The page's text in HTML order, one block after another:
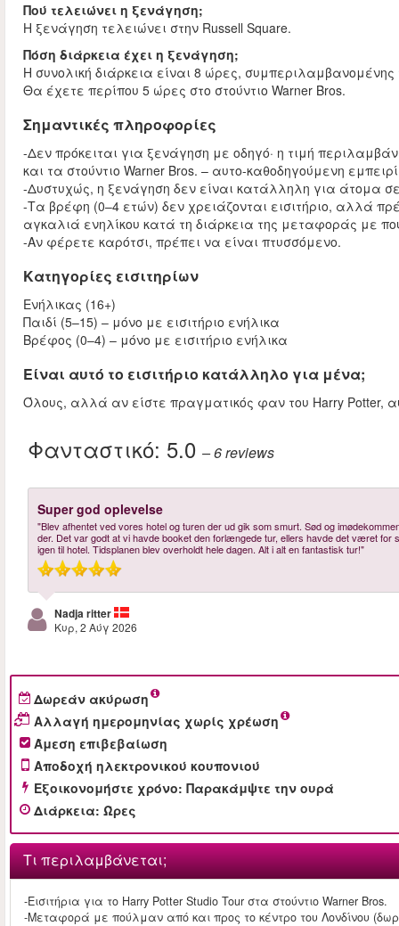
Πού τελειώνει η ξενάγηση;
Η ξενάγηση τελειώνει στην Russell Square.
Πόση διάρκεια έχει η ξενάγηση;
Η συνολική διάρκεια είναι 8 ώρες,
Θα έχετε περίπου 5 ώρες στο στούντιο Warner Bros.
Σημαντικές πληροφορίες
-Δεν πρόκειται για ξενάγηση με οδηγό· η τιμή
και τα στούντιο Warner Bros. – αυτο-καθοδηγούμενη
-Δυστυχώς, η ξενάγηση δεν είναι κατάλληλη για άτομα
-Τα βρέφη (0–4 ετών) δεν χρειάζονται εισιτήριο, αλλά
αγκαλιά ενηλίκου κατά τη διάρκεια της μεταφοράς με
-Αν φέρετε καρότσι, πρέπει να είναι πτυσσόμενο.
Κατηγορίες εισιτηρίων
Ενήλικας (16+)
Παιδί (5–15) – μόνο με εισιτήριο ενήλικα
Βρέφος (0–4) – μόνο με εισιτήριο ενήλικα
Είναι αυτό το εισιτήριο κατάλληλο για μένα;
Όλους, αλλά αν είστε πραγματικός φαν του Harry Potter,
Φανταστικό: 5.0 – 6reviews
Super god oplevelse
"Blev afhentet ved vores hotel og turen der ud gik som smurt. Sød og
der. Det var godt at vi havde booket den forlængede tur, ellers havde det været
igen til hotel. Tidsplanen blev overholdt hele dagen. Alt i alt en fantastisk tur!"
Nadja ritter
Κυρ, 2 Αύγ 2026
Δωρεάν ακύρωση
Αλλαγή ημερομηνίας χωρίς χρέωση
Άμεση επιβεβαίωση
Αποδοχή ηλεκτρονικού κουπονιού
Εξοικονομήστε χρόνο: Παρακάμψτε την ουρά
Διάρκεια: Ώρες
Τι περιλαμβάνεται;
-Εισιτήρια για το Harry Potter Studio Tour στα στούντιο Warner Bros.
-Μεταφορά με πούλμαν από και προς το κέντρο του Λονδίνου